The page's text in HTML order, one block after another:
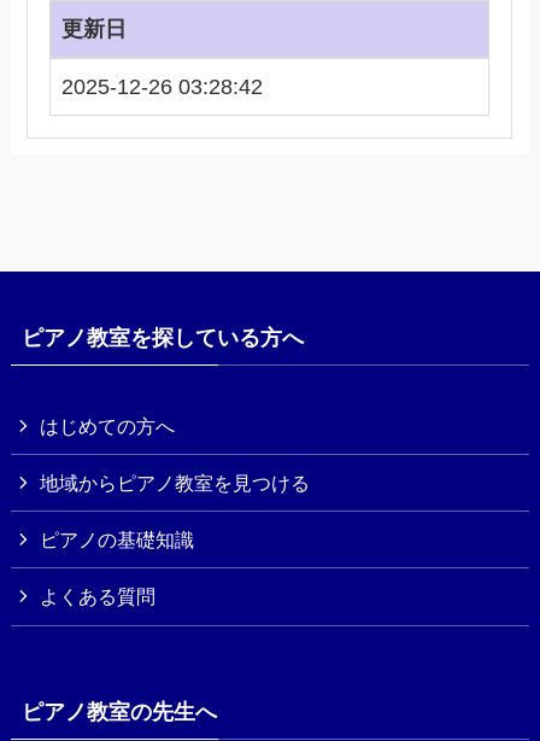
更新日
2025-12-26 03:28:42
ピアノ教室を探している方へ
はじめての方へ
地域からピアノ教室を見つける
ピアノの基礎知識
よくある質問
ピアノ教室の先生へ